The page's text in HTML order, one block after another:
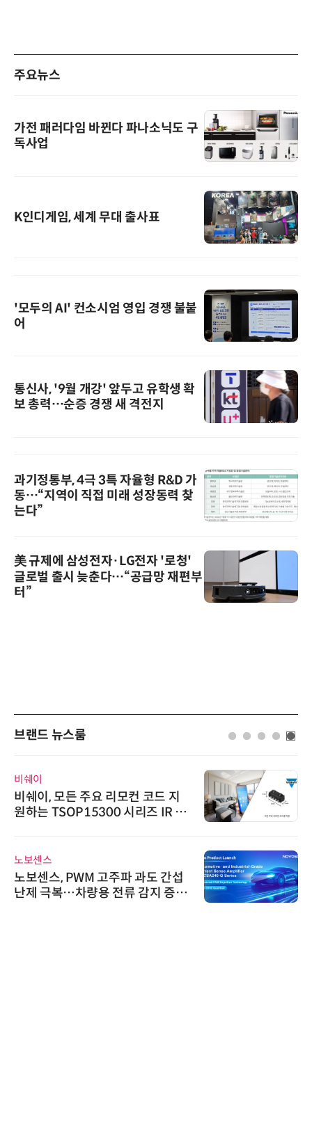
주요뉴스
가전 패러다임 바뀐다 파나소닉도 구
독사업
K인디게임, 세계 무대 출사표
'모두의 AI' 컨소시엄 영입 경쟁 불붙
어
통신사, '9월 개강' 앞두고 유학생 확
보 총력…순증 경쟁 새 격전지
과기정통부, 4극 3특 자율형 R&D 가
동…“지역이 직접 미래 성장동력 찾
는다”
美 규제에 삼성전자·LG전자 '로청'
글로벌 출시 늦춘다…“공급망 재편부
터”
브랜드 뉴스룸
비쉐이
비쉐이, 모든 주요 리모컨 코드 지
원하는 TSOP15300 시리즈 IR 수
노보센스
노보센스, PWM 고주파 과도 간섭
난제 극복…차량용 전류 감지 증폭